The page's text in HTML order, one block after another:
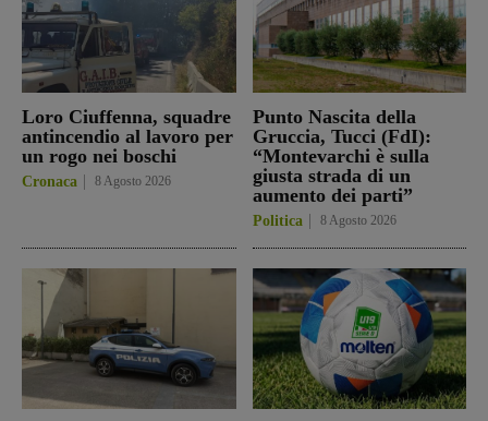
Loro Ciuffenna, squadre
antincendio al lavoro per
un rogo nei boschi
Cronaca 8 Agosto 2026
Punto Nascita della
Gruccia, Tucci (FdI):
“Montevarchi è sulla
giusta strada di un
aumento dei parti”
Politica 8 Agosto 2026